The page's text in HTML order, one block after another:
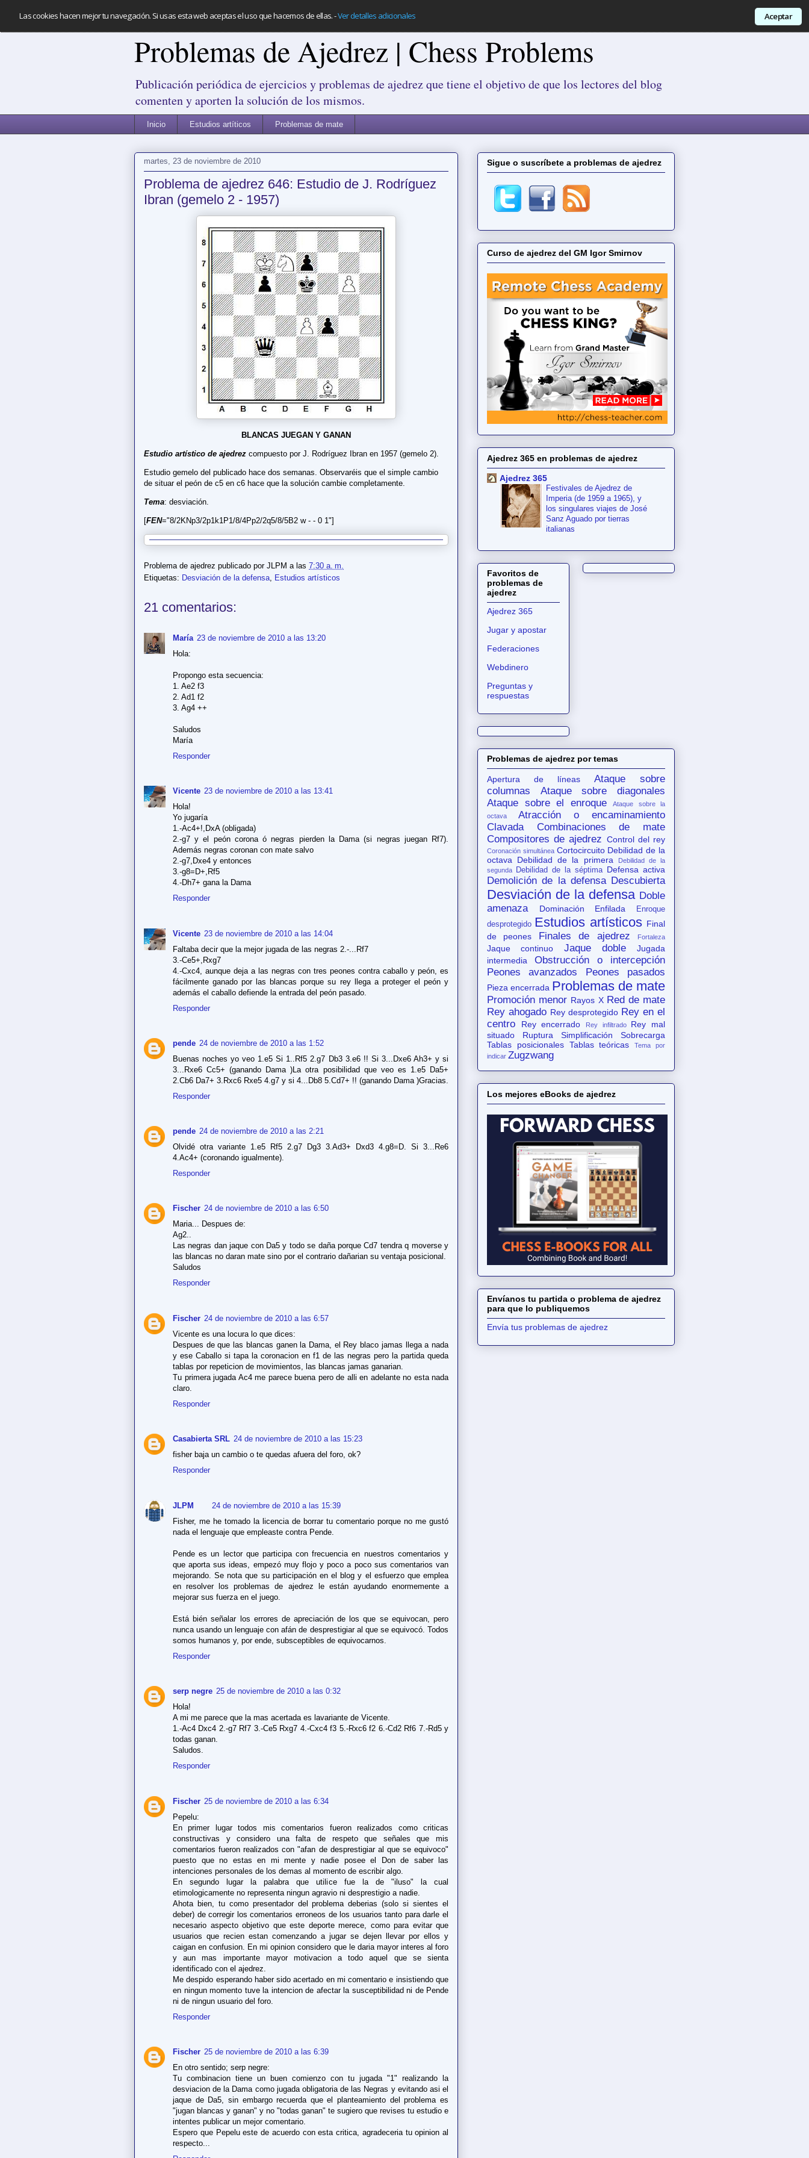
Las cookies hacen mejor tu navegación. Si usas esta web aceptas el uso que hacemos de ellas.-Ver detalles adicionales Aceptar
Problemas de Ajedrez | Chess Problems
Publicación periódica de ejercicios y problemas de ajedrez que tiene el objetivo de que los lectores del blog
comenten y aporten la solución de los mismos.
Inicio Estudios artíticos Problemas de mate
martes, 23 de noviembre de 2010
Problema de ajedrez 646: Estudio de J. Rodríguez
Ibran (gemelo 2 - 1957)
BLANCAS JUEGAN Y GANAN
Estudio artístico de ajedrez compuesto por J. Rodríguez Ibran en 1957 (gemelo 2).
Estudio gemelo del publicado hace dos semanas. Observaréis que el simple cambio
de situar el peón de c5 en c6 hace que la solución cambie completamente.
Tema: desviación.
[FEN="8/2KNp3/2p1k1P1/8/4Pp2/2q5/8/5B2 w - - 0 1"]
Problema de ajedrez publicado por JLPM a las 7:30 a. m.
Etiquetas: Desviación de la defensa, Estudios artísticos
21 comentarios:
María 23 de noviembre de 2010 a las 13:20
Hola:
Propongo esta secuencia:
1. Ae2 f3
2. Ad1 f2
3. Ag4 ++
Saludos
María
Responder
Vicente 23 de noviembre de 2010 a las 13:41
Hola!
Yo jugaría
1.-Ac4+!,DxA (obligada)
2.-g7 y el peón corona ó negras pierden la Dama (si negras juegan Rf7).
Además negras coronan con mate salvo
2.-g7,Dxe4 y entonces
3.-g8=D+,Rf5
4.-Dh7+ gana la Dama
Responder
Vicente 23 de noviembre de 2010 a las 14:04
Faltaba decir que la mejor jugada de las negras 2.-...Rf7
3.-Ce5+,Rxg7
4.-Cxc4, aunque deja a las negras con tres peones contra caballo y peón, es
fácilmente ganado por las blancas porque su rey llega a proteger el peón y
además el caballo defiende la entrada del peón pasado.
Responder
pende 24 de noviembre de 2010 a las 1:52
Buenas noches yo veo 1.e5 Si 1..Rf5 2.g7 Db3 3.e6 !! Si 3...Dxe6 Ah3+ y si
3...Rxe6 Cc5+ (ganando Dama )La otra posibilidad que veo es 1.e5 Da5+
2.Cb6 Da7+ 3.Rxc6 Rxe5 4.g7 y si 4...Db8 5.Cd7+ !! (ganando Dama )Gracias.
Responder
pende 24 de noviembre de 2010 a las 2:21
Olvidé otra variante 1.e5 Rf5 2.g7 Dg3 3.Ad3+ Dxd3 4.g8=D. Si 3...Re6
4.Ac4+ (coronando igualmente).
Responder
Fischer 24 de noviembre de 2010 a las 6:50
Maria... Despues de:
Ag2..
Las negras dan jaque con Da5 y todo se daña porque Cd7 tendra q moverse y
las blancas no daran mate sino por el contrario dañarian su ventaja posicional.
Saludos
Responder
Fischer 24 de noviembre de 2010 a las 6:57
Vicente es una locura lo que dices:
Despues de que las blancas ganen la Dama, el Rey blaco jamas llega a nada
y ese Caballo si tapa la coronacion en f1 de las negras pero la partida queda
tablas por repeticion de movimientos, las blancas jamas ganarian.
Tu primera jugada Ac4 me parece buena pero de alli en adelante no esta nada
claro.
Responder
Casabierta SRL 24 de noviembre de 2010 a las 15:23
fisher baja un cambio o te quedas afuera del foro, ok?
Responder
JLPM
24 de noviembre de 2010 a las 15:39
Fisher, me he tomado la licencia de borrar tu comentario porque no me gustó
nada el lenguaje que empleaste contra Pende.
Pende es un lector que participa con frecuencia en nuestros comentarios y
que aporta sus ideas, empezó muy flojo y poco a poco sus comentarios van
mejorando. Se nota que su participación en el blog y el esfuerzo que emplea
en resolver los problemas de ajedrez le están ayudando enormemente a
mejorar sus fuerza en el juego.
Está bién señalar los errores de apreciación de los que se equivocan, pero
nunca usando un lenguaje con afán de desprestigiar al que se equivocó. Todos
somos humanos y, por ende, subsceptibles de equivocarnos.
Responder
serp negre 25 de noviembre de 2010 a las 0:32
Hola!
A mi me parece que la mas acertada es lavariante de Vicente.
1.-Ac4 Dxc4 2.-g7 Rf7 3.-Ce5 Rxg7 4.-Cxc4 f3 5.-Rxc6 f2 6.-Cd2 Rf6 7.-Rd5 y
todas ganan.
Saludos.
Responder
Fischer 25 de noviembre de 2010 a las 6:34
Pepelu:
En primer lugar todos mis comentarios fueron realizados como criticas
constructivas y considero una falta de respeto que señales que mis
comentarios fueron realizados con "afan de desprestigiar al que se equivoco"
puesto que no estas en mi mente y nadie posee el Don de saber las
intenciones personales de los demas al momento de escribir algo.
En segundo lugar la palabra que utilice fue la de "iluso" la cual
etimologicamente no representa ningun agravio ni desprestigio a nadie.
Ahota bien, tu como presentador del problema deberias (solo si sientes el
deber) de corregir los comentarios erroneos de los usuarios tanto para darle el
necesario aspecto objetivo que este deporte merece, como para evitar que
usuarios que recien estan comenzando a jugar se dejen llevar por ellos y
caigan en confusion. En mi opinion considero que le daria mayor interes al foro
y aun mas importante mayor motivacion a todo aquel que se sienta
identificado con el ajedrez.
Me despido esperando haber sido acertado en mi comentario e insistiendo que
en ningun momento tuve la intencion de afectar la susceptibilidad ni de Pende
ni de ningun usuario del foro.
Responder
Fischer 25 de noviembre de 2010 a las 6:39
En otro sentido; serp negre:
Tu combinacion tiene un buen comienzo con tu jugada "1" realizando la
desviacion de la Dama como jugada obligatoria de las Negras y evitando asi el
jaque de Da5, sin embargo recuerda que el planteamiento del problema es
"jugan blancas y ganan" y no "todas ganan" te sugiero que revises tu estudio e
intentes publicar un mejor comentario.
Espero que Pepelu este de acuerdo con esta critica, agradeceria tu opinion al
respecto...
Sigue o suscríbete a problemas de ajedrez
Curso de ajedrez del GM Igor Smirnov
Ajedrez 365 en problemas de ajedrez
Ajedrez 365
Festivales de Ajedrez de
Imperia (de 1959 a 1965), y
los singulares viajes de José
Sanz Aguado por tierras
italianas
Favoritos de
problemas de
ajedrez
Ajedrez 365
Jugar y apostar
Federaciones
Webdinero
Preguntas y
respuestas
Problemas de ajedrez por temas
Apertura de líneas
Ataque sobre
columnas
Ataque sobre diagonales
Ataque sobre el enroque
Ataque sobre la
octava
Atracción o encaminamiento
Clavada
Combinaciones de mate
Compositores de ajedrez Control del rey
Coronación simultánea Cortocircuito Debilidad de la
octava
Debilidad de la primera
Debilidad de la
segunda
Debilidad de la séptima Defensa activa
Demolición de la defensa Descubierta
Desviación de la defensa Doble
amenaza
Dominación Enfilada
Enroque
desprotegido Estudios artísticos Final
de peones
Finales de ajedrez Fortaleza
Jaque continuo Jaque doble
Jugada
intermedia
Obstrucción o intercepción
Peones avanzados
Peones pasados
Pieza encerrada Problemas de mate
Promoción menor Rayos X Red de mate
Rey ahogado Rey desprotegido Rey en el
centro
Rey encerrado Rey infiltrado
Rey mal
situado
Ruptura Simplificación
Sobrecarga
Tablas posicionales Tablas teóricas
Tema por
indicar Zugzwang
Los mejores eBooks de ajedrez
Envíanos tu partida o problema de ajedrez
para que lo publiquemos
Envía tus problemas de ajedrez